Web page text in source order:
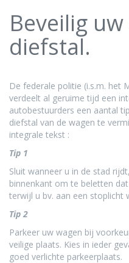
Beveilig
diefstal.
De federale politie (i.s.m. het
verdeelt al geruime tijd een
autobestuurders een aantal
diefstal van de wagen te
integrale tekst :
Tip 1
Sluit wanneer u in de stad
binnenkant om te beletten
terwijl u bv. aan een stoplicht
Tip 2
Parkeer uw wagen bij
veilige plaats. Kies in ieder
goed verlichte parkeerplaats.